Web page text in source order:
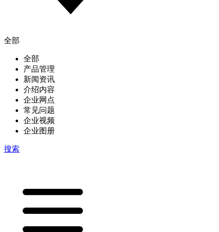
全部
全部
产品管理
新闻资讯
介绍内容
企业网点
常见问题
企业视频
企业图册
搜索